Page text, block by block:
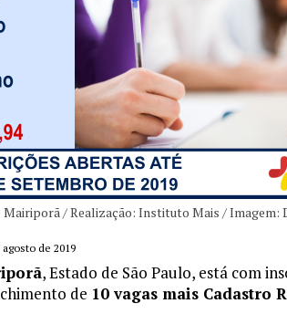
Mairiporã / Realização: Instituto Mais / Imagem:
agosto de 2019
, Estado de São Paulo, está com
de 10 vagas mais Cadastro